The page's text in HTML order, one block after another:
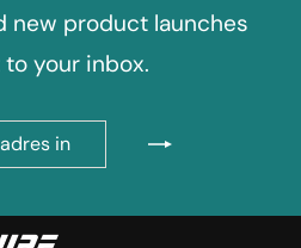
new product launches
your inbox.
VOER
UW
IN
ABONNEREN